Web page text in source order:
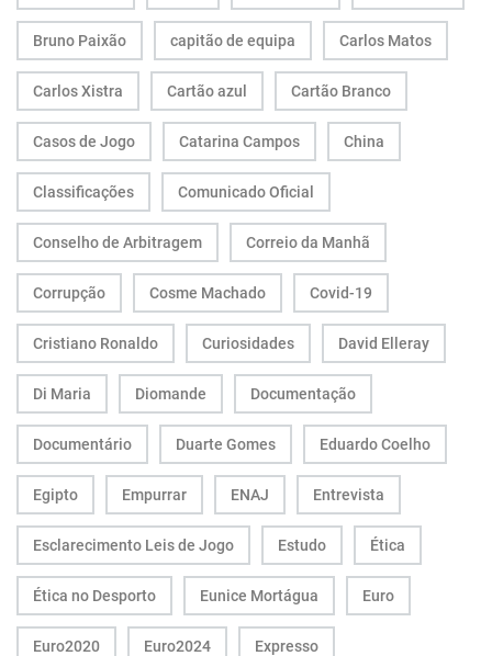
Bruno Paixão capitão de equipa Carlos Matos
Carlos Xistra Cartão azul Cartão Branco
Casos de Jogo Catarina Campos China
Classificações Comunicado Oficial
Conselho de Arbitragem Correio da Manhã
Corrupção Cosme Machado Covid-19
Cristiano Ronaldo Curiosidades David Elleray
Di Maria Diomande Documentação
Documentário Duarte Gomes Eduardo Coelho
Egipto Empurrar ENAJ Entrevista
Esclarecimento Leis de Jogo Estudo Ética
Ética no Desporto Eunice Mortágua Euro
Euro2020 Euro2024 Expresso